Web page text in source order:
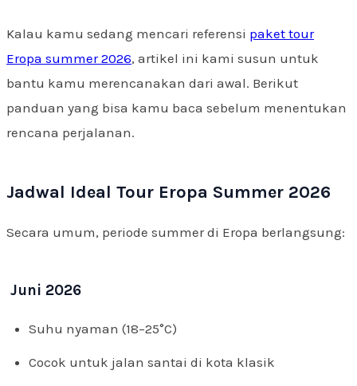
Kalau kamu sedang mencari referensi paket tour
Eropa summer 2026, artikel ini kami susun untuk
bantu kamu merencanakan dari awal. Berikut
panduan yang bisa kamu baca sebelum menentukan
rencana perjalanan.
Jadwal Ideal Tour Eropa Summer 2026
Secara umum, periode summer di Eropa berlangsung:
Juni 2026
Suhu nyaman (18–25°C)
Cocok untuk jalan santai di kota klasik